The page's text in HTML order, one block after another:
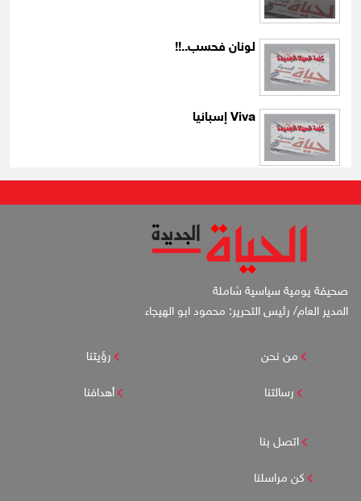
لونان فحسب..!!
Viva إسبانيا
صحيفة يومية سياسية شاملة
المدير العام/ رئيس التحرير: محمود ابو الهيجاء
من نحن
رسالتنا
رؤيتنا
أهدافنا
اتصل بنا
كن مراسلنا